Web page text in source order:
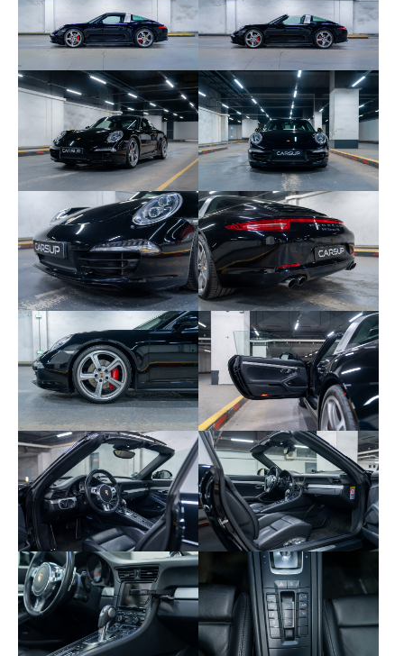
n’est à prévoir.
Voici les principales options et équipements de cet
exemplaire :
176 – Échappement sport
250 – Boîte de vitesse Porsche
Doppelkupplung (PDK)
454 – Régulateur de vitesse (Tempostat)
529 – Rétroviseurs extérieurs SportDesign
567 – Pare-brise teinté dégradé
581 – Filet de rangement
583 – Pack fumeur
602 – Phares avant à LED avec Porsche
Dynamic Light System Plus (PDLS Plus)
608 – HomeLink (système d’ouverture de
porte de garage)
630 – Pack luminosité
631 – Affichage des limitations de vitesse
658 – Direction assistée Servotronic Plus
674 – Préparation système de suivi de
véhicule
680 – Système audio BOSE Surround Sound
691 – Radio digitale
762 – Véhicule de lancement
810 – Tapis de sol